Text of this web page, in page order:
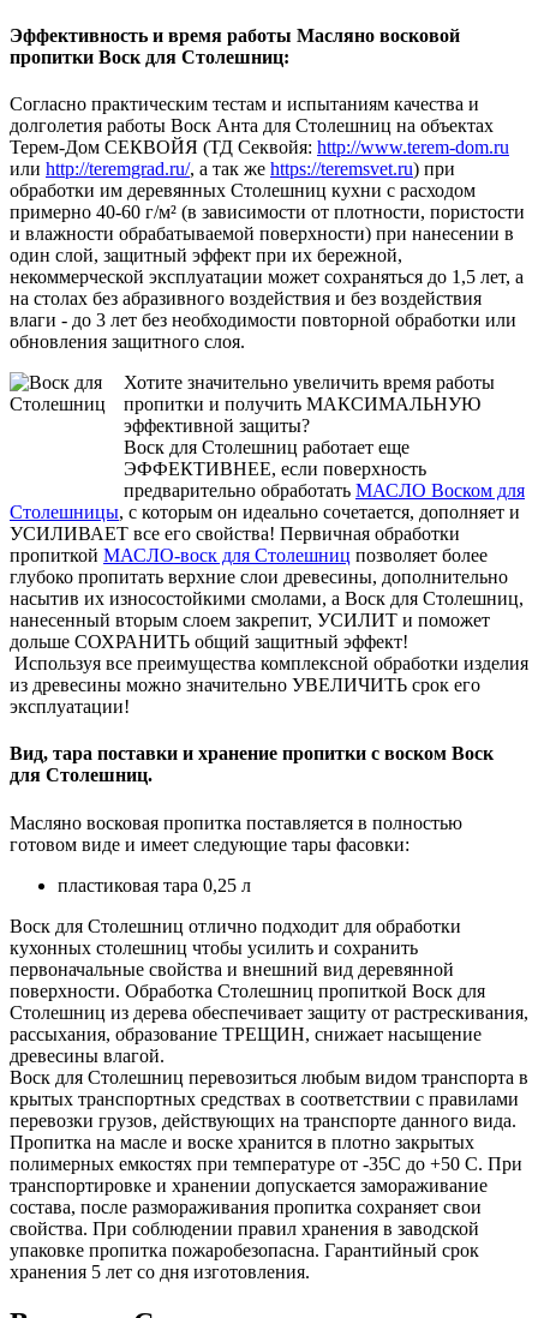
Эффективность и время работы Масляно восковой
пропитки Воск для Столешниц:
Согласно практическим тестам и испытаниям качества и
долголетия работы Воск Анта для Столешниц на объектах
Терем-Дом СЕКВОЙЯ (ТД Секвойя: http://www.terem-dom.ru
или http://teremgrad.ru/, а так же https://teremsvet.ru) при
обработки им деревянных Столешниц кухни с расходом
примерно 40-60 г/м² (в зависимости от плотности, пористости
и влажности обрабатываемой поверхности) при нанесении в
один слой, защитный эффект при их бережной,
некоммерческой эксплуатации может сохраняться до 1,5 лет, а
на столах без абразивного воздействия и без воздействия
влаги - до 3 лет без необходимости повторной обработки или
обновления защитного слоя.
Хотите значительно увеличить время работы
пропитки и получить МАКСИМАЛЬНУЮ
эффективной защиты?
Воск для Столешниц работает еще
ЭФФЕКТИВНЕЕ, если поверхность
предварительно обработать МАСЛО Воском для
Столешницы, с которым он идеально сочетается, дополняет и
УСИЛИВАЕТ все его свойства! Первичная обработки
пропиткой МАСЛО-воск для Столешниц позволяет более
глубоко пропитать верхние слои древесины, дополнительно
насытив их износостойкими смолами, а Воск для Столешниц,
нанесенный вторым слоем закрепит, УСИЛИТ и поможет
дольше СОХРАНИТЬ общий защитный эффект!
Используя все преимущества комплексной обработки изделия
из древесины можно значительно УВЕЛИЧИТЬ срок его
эксплуатации!
Вид, тара поставки и хранение пропитки с воском Воск
для Столешниц.
Масляно восковая пропитка поставляется в полностью
готовом виде и имеет следующие тары фасовки:
пластиковая тара 0,25 л
Воск для Столешниц отлично подходит для обработки
кухонных столешниц чтобы усилить и сохранить
первоначальные свойства и внешний вид деревянной
поверхности. Обработка Столешниц пропиткой Воск для
Столешниц из дерева обеспечивает защиту от растрескивания,
рассыхания, образование ТРЕЩИН, снижает насыщение
древесины влагой.
Воск для Столешниц перевозиться любым видом транспорта в
крытых транспортных средствах в соответствии с правилами
перевозки грузов, действующих на транспорте данного вида.
Пропитка на масле и воске хранится в плотно закрытых
полимерных емкостях при температуре от -35С до +50 С. При
транспортировке и хранении допускается замораживание
состава, после размораживания пропитка сохраняет свои
свойства. При соблюдении правил хранения в заводской
упаковке пропитка пожаробезопасна. Гарантийный срок
хранения 5 лет со дня изготовления.